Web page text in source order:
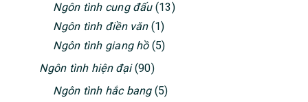
Ngôn tình cung đấu(13)
Ngôn tình điền văn(1)
Ngôn tình giang hồ(5)
Ngôn tình hiện đại(90)
Ngôn tình hắc bang(5)